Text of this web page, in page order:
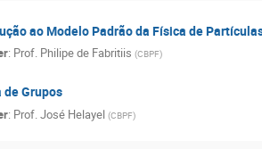
ao Modelo Padrão da Física de
: Prof. Philipe de Fabritiis (CBPF)
de Grupos
: Prof.José Helayel (CBPF)